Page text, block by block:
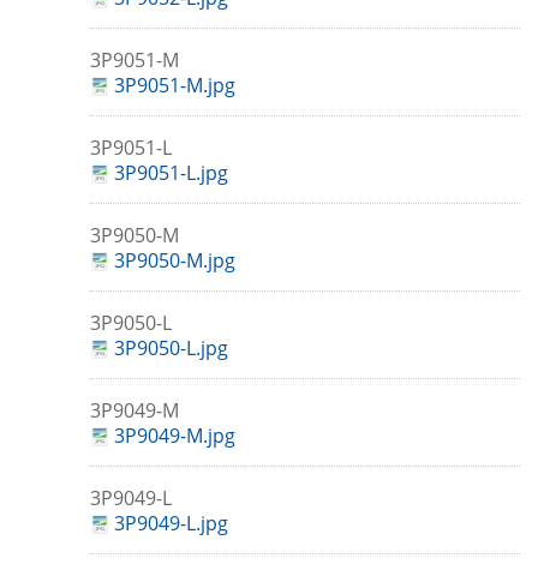
3P9051-M
3P9051-M.jpg
3P9051-L
3P9051-L.jpg
3P9050-M
3P9050-M.jpg
3P9050-L
3P9050-L.jpg
3P9049-M
3P9049-M.jpg
3P9049-L
3P9049-L.jpg